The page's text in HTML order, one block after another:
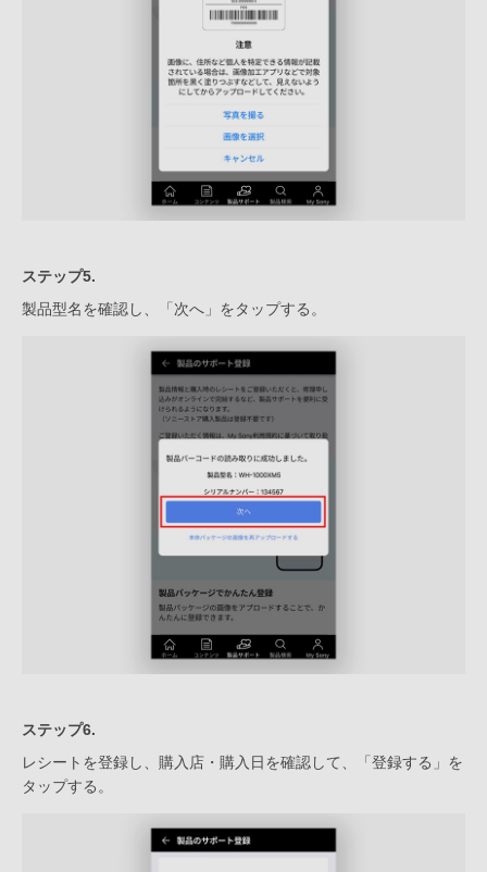
ステップ5.
製品型名を確認し、「次へ」をタップする。
ステップ6.
レシートを登録し、購入店・購入日を確認して、「登録する」を
タップする。